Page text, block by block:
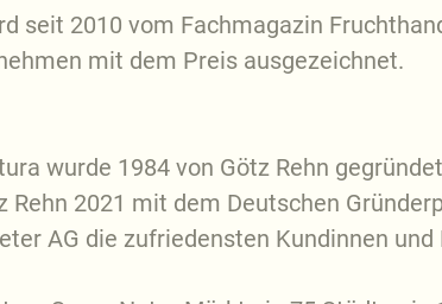
seit 2010 vom Fachmagazin
mit dem Preis ausgezeichnet.
wurde 1984 von Götz Rehn
Rehn 2021 mit dem Deutschen
AG die zufriedensten Kundinnen